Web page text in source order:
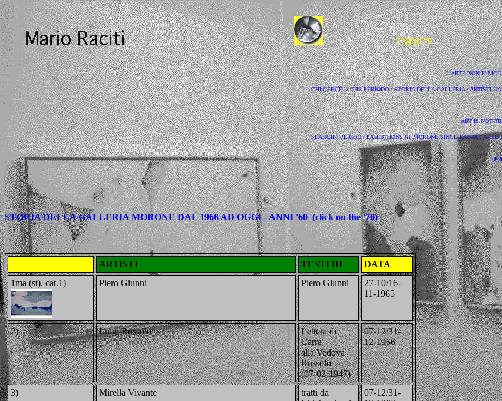
INDICE
L'ARTE NON E'
CHI CERCHI /CHE PERIODO /STORIA DELLA GALLERIA /ARTISTI DA
ART IS NOT
SEARCH /PERIOD /EXHIBITIONS AT MORONE SINCE 1965-66 /
E
STORIA DELLA GALLERIA MORONE DAL 1966 AD OGGI - ANNI '60(click on the '70)
ARTISTI TESTI DI
DATA
1ma (st), cat.1)
Piero Giunni Piero Giunni
27-10/16-
11-1965
2) Luigi Russolo
Lettera di
Carra'
alla Vedova
Russolo
(07-02-1947)
07-12/31-
12-1966
3) Mirella Vivante
tratti da
07-12/31-